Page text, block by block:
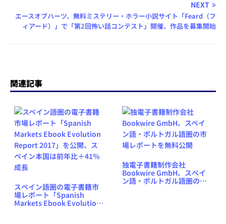
NEXT
エースオブハーツ、無料ミステリー・ホラー小説サイト「Feard（フ
ィアード）」で「第2回怖い話コンテスト」開催、作品を募集開始
関連記事
スペイン語圏の電子書籍市
場レポート「Spanish
Markets Ebook Evolution
独電子書籍制作会社
Bookwire GmbH、スペイ
ン語・ポルトガル語圏の市